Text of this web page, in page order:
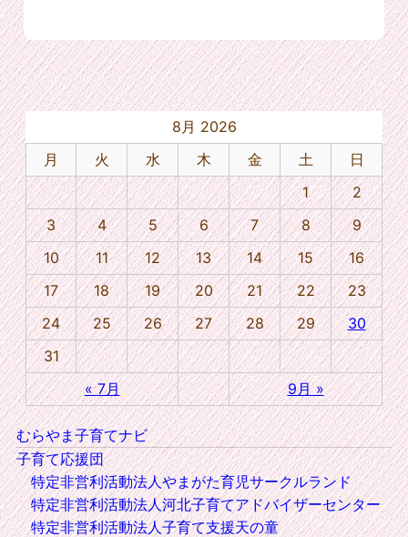
8月 2026
月
火 水 木 金 土
日
1
2
3
4 5 6 7 8
9
10
11 12 13 14 15
16
17
18 19 20 21 22
23
24
25 26 27 28 29
30
31
« 7月
9月 »
むらやま子育てナビ
子育て応援団
特定非営利活動法人やまがた育児サークルランド
特定非営利活動法人河北子育てアドバイザーセンター
特定非営利活動法人子育て支援天の童